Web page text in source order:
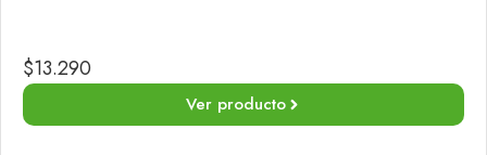
$13.290
Ver producto